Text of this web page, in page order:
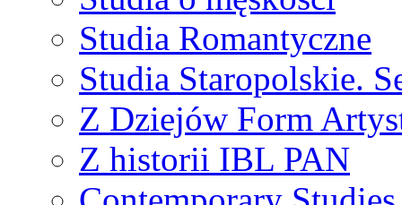
Studia Romantyczne
Studia Staropolskie.
Z Dziejów Form
Z historii IBL PAN